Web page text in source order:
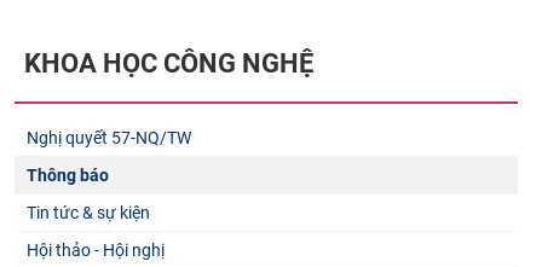
KHOA HỌC CÔNG NGHỆ
Nghị quyết 57-NQ/TW
Thông báo
Tin tức & sự kiện
Hội thảo - Hội nghị